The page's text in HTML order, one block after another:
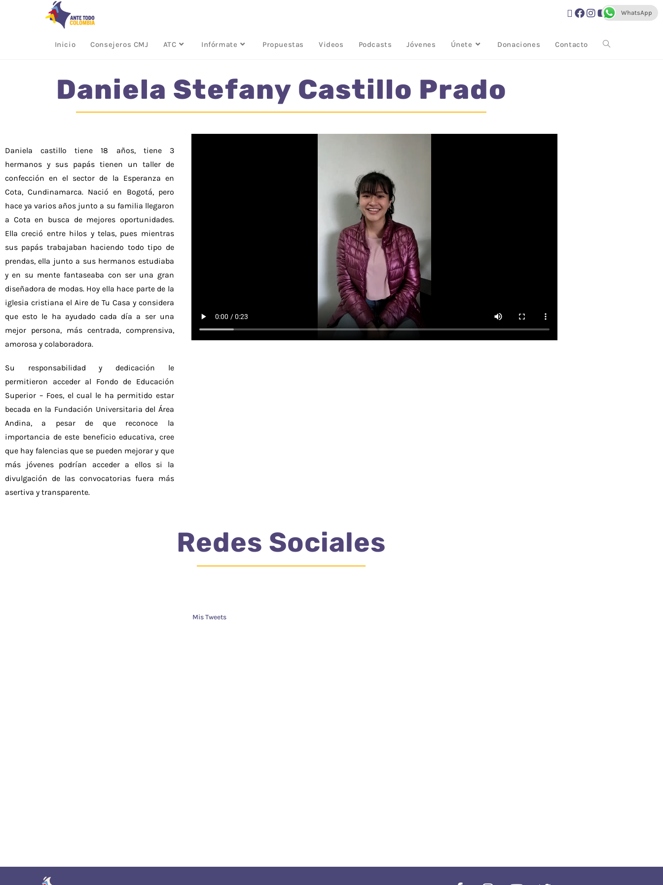
Inicio Consejeros CMJ ATC Infórmate Propuestas Videos Podcasts Jóvenes Únete Donaciones Contacto
Daniela Stefany Castillo Prado
Daniela castillo tiene 18 años, tiene 3
hermanos y sus papás tienen un taller de
confección en el sector de la Esperanza en
Cota, Cundinamarca. Nació en Bogotá, pero
hace ya varios años junto a su familia llegaron
a Cota en busca de mejores oportunidades.
Ella creció entre hilos y telas, pues mientras
sus papás trabajaban haciendo todo tipo de
prendas, ella junto a sus hermanos estudiaba
y en su mente fantaseaba con ser una gran
diseñadora de modas. Hoy ella hace parte de la
iglesia cristiana el Aire de Tu Casa y considera
que esto le ha ayudado cada día a ser una
mejor persona, más centrada, comprensiva,
amorosa y colaboradora.
Su responsabilidad y dedicación le
permitieron acceder al Fondo de Educación
Superior – Foes, el cual le ha permitido estar
becada en la Fundación Universitaria del Área
Andina, a pesar de que reconoce la
importancia de este beneficio educativa, cree
que hay falencias que se pueden mejorar y que
más jóvenes podrían acceder a ellos si la
divulgación de las convocatorias fuera más
asertiva y transparente.
Redes Sociales
Mis Tweets
WhatsApp